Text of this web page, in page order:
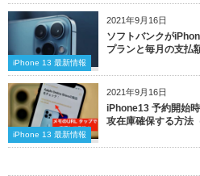
2021年9月16日
iPhone 13 最新情報
ソフトバンクが
プランと毎月の支払
2021年9月16日
iPhone 13 最新情報
iPhone13 予約開始
攻在庫確保する方法